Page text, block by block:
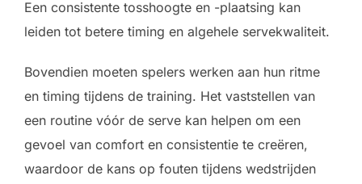
Een consistente tosshoogte en -plaatsing kan
leiden tot betere timing en algehele servekwaliteit.
Bovendien moeten spelers werken aan hun ritme
en timing tijdens de training. Het vaststellen van
een routine vóór de serve kan helpen om een
gevoel van comfort en consistentie te creëren,
waardoor de kans op fouten tijdens wedstrijden